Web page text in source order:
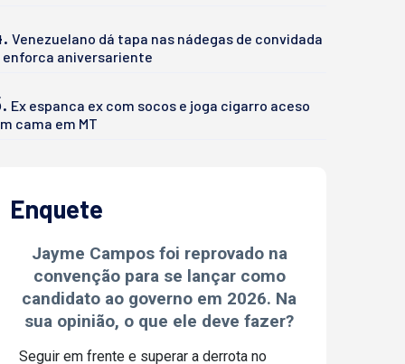
Venezuelano dá tapa nas nádegas de convidada
enforca aniversariente
Ex espanca ex com socos e joga cigarro aceso
cama em MT
Enquete
Jayme Campos foi reprovado na
convenção para se lançar como
candidato ao governo em 2026. Na
sua opinião, o que ele deve fazer?
Seguir em frente e superar a derrota no